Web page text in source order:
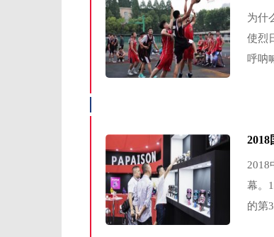
为什
使烈
呼呐
2018
幕。
的第